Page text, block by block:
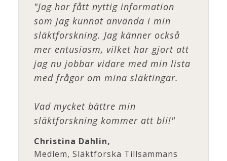
"Jag har fått nyttig information
som jag kunnat använda i min
släktforskning. Jag känner också
mer entusiasm, vilket har gjort att
jag nu jobbar vidare med min lista
med frågor om mina släktingar.
Vad mycket bättre min
släktforskning kommer att bli!"
Christina Dahlin,
Medlem, Släktforska Tillsammans